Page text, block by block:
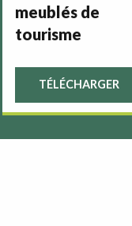
meublés de
tourisme
TÉLÉCHARGER